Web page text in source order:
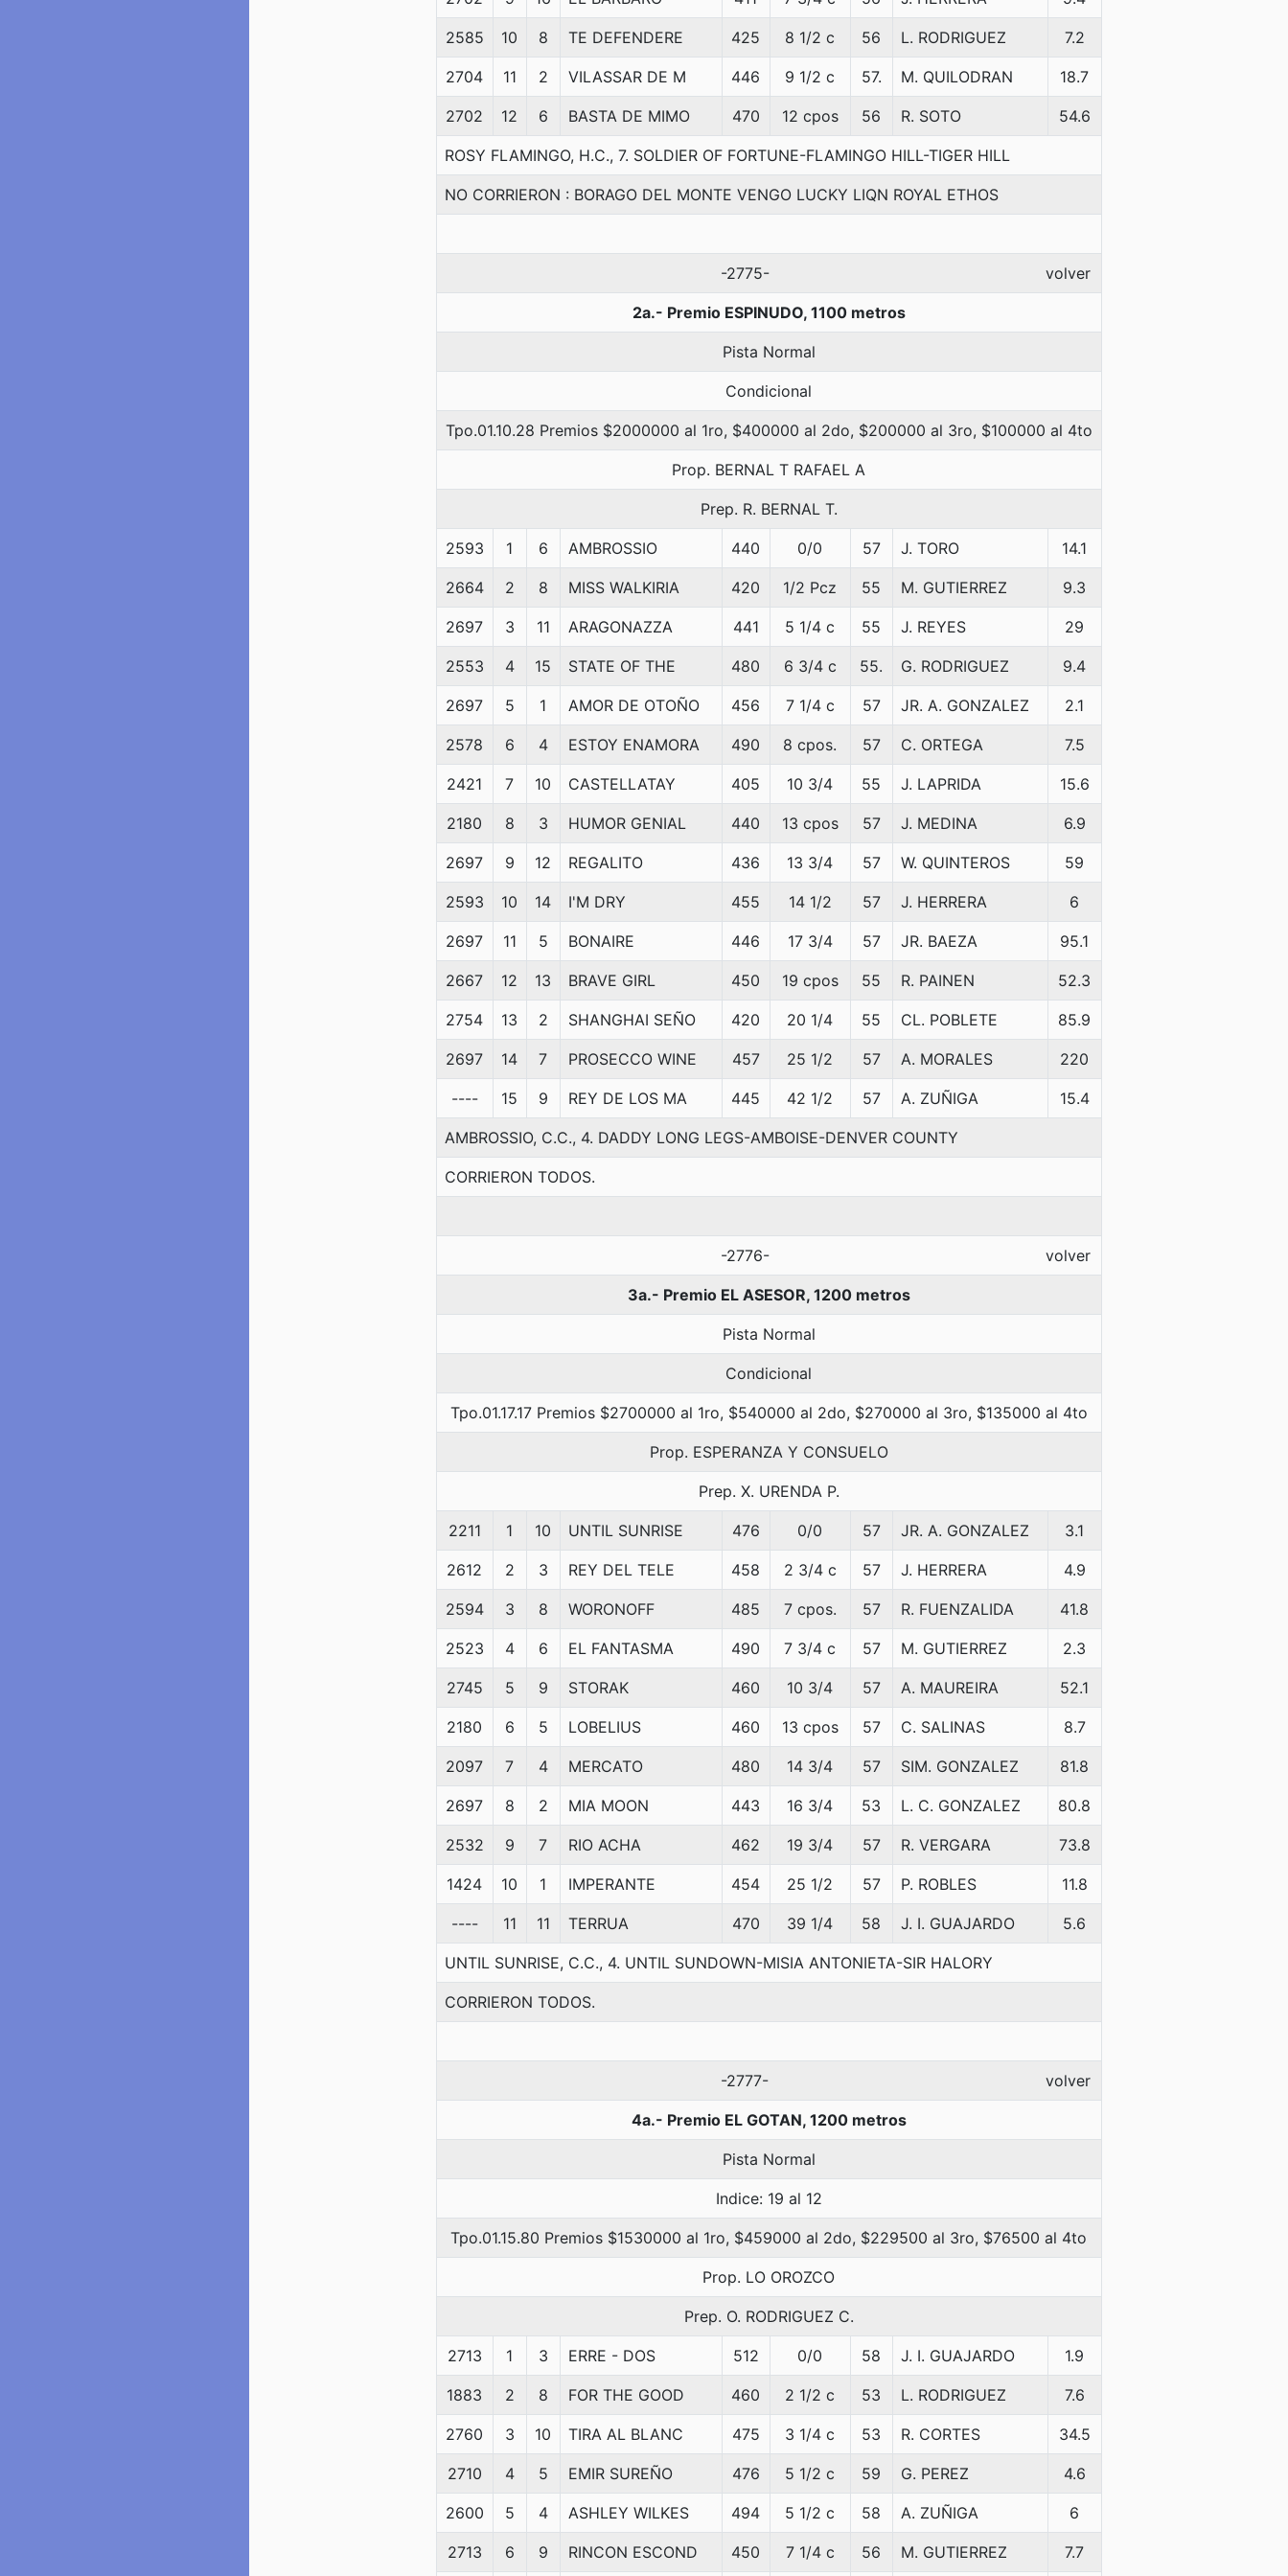
2585 10 8 TE DEFENDERE 425 8 1/2 c 56 L. RODRIGUEZ 7.2
2704 11 2 VILASSAR DE M 446 9 1/2 c 57. M. QUILODRAN 18.7
2702 12 6 BASTA DE MIMO 470 12 cpos 56 R. SOTO 54.6
ROSY FLAMINGO, H.C., 7. SOLDIER OF FORTUNE-FLAMINGO HILL-TIGER HILL
NO CORRIERON : BORAGO DEL MONTE VENGO LUCKY LIQN ROYAL ETHOS
-2775- volver
2a.- Premio ESPINUDO, 1100 metros
Pista Normal
Condicional
Tpo.01.10.28 Premios $2000000 al 1ro, $400000 al 2do, $200000 al 3ro, $100000 al 4to
Prop. BERNAL T RAFAEL A
Prep. R. BERNAL T.
2593 1 6 AMBROSSIO 440 0/0 57 J. TORO 14.1
2664 2 8 MISS WALKIRIA 420 1/2 Pcz 55 M. GUTIERREZ 9.3
2697 3 11 ARAGONAZZA 441 5 1/4 c 55 J. REYES 29
2553 4 15 STATE OF THE 480 6 3/4 c 55. G. RODRIGUEZ 9.4
2697 5 1 AMOR DE OTOÑO 456 7 1/4 c 57 JR. A. GONZALEZ 2.1
2578 6 4 ESTOY ENAMORA 490 8 cpos. 57 C. ORTEGA 7.5
2421 7 10 CASTELLATAY 405 10 3/4 55 J. LAPRIDA 15.6
2180 8 3 HUMOR GENIAL 440 13 cpos 57 J. MEDINA 6.9
2697 9 12 REGALITO 436 13 3/4 57 W. QUINTEROS 59
2593 10 14 I'M DRY 455 14 1/2 57 J. HERRERA 6
2697 11 5 BONAIRE 446 17 3/4 57 JR. BAEZA 95.1
2667 12 13 BRAVE GIRL 450 19 cpos 55 R. PAINEN 52.3
2754 13 2 SHANGHAI SEÑO 420 20 1/4 55 CL. POBLETE 85.9
2697 14 7 PROSECCO WINE 457 25 1/2 57 A. MORALES 220
---- 15 9 REY DE LOS MA 445 42 1/2 57 A. ZUÑIGA 15.4
AMBROSSIO, C.C., 4. DADDY LONG LEGS-AMBOISE-DENVER COUNTY
CORRIERON TODOS.
-2776- volver
3a.- Premio EL ASESOR, 1200 metros
Pista Normal
Condicional
Tpo.01.17.17 Premios $2700000 al 1ro, $540000 al 2do, $270000 al 3ro, $135000 al 4to
Prop. ESPERANZA Y CONSUELO
Prep. X. URENDA P.
2211 1 10 UNTIL SUNRISE 476 0/0 57 JR. A. GONZALEZ 3.1
2612 2 3 REY DEL TELE 458 2 3/4 c 57 J. HERRERA 4.9
2594 3 8 WORONOFF 485 7 cpos. 57 R. FUENZALIDA 41.8
2523 4 6 EL FANTASMA 490 7 3/4 c 57 M. GUTIERREZ 2.3
2745 5 9 STORAK 460 10 3/4 57 A. MAUREIRA 52.1
2180 6 5 LOBELIUS 460 13 cpos 57 C. SALINAS 8.7
2097 7 4 MERCATO 480 14 3/4 57 SIM. GONZALEZ 81.8
2697 8 2 MIA MOON 443 16 3/4 53 L. C. GONZALEZ 80.8
2532 9 7 RIO ACHA 462 19 3/4 57 R. VERGARA 73.8
1424 10 1 IMPERANTE 454 25 1/2 57 P. ROBLES 11.8
---- 11 11 TERRUA 470 39 1/4 58 J. I. GUAJARDO 5.6
UNTIL SUNRISE, C.C., 4. UNTIL SUNDOWN-MISIA ANTONIETA-SIR HALORY
CORRIERON TODOS.
-2777- volver
4a.- Premio EL GOTAN, 1200 metros
Pista Normal
Indice: 19 al 12
Tpo.01.15.80 Premios $1530000 al 1ro, $459000 al 2do, $229500 al 3ro, $76500 al 4to
Prop. LO OROZCO
Prep. O. RODRIGUEZ C.
2713 1 3 ERRE - DOS 512 0/0 58 J. I. GUAJARDO 1.9
1883 2 8 FOR THE GOOD 460 2 1/2 c 53 L. RODRIGUEZ 7.6
2760 3 10 TIRA AL BLANC 475 3 1/4 c 53 R. CORTES 34.5
2710 4 5 EMIR SUREÑO 476 5 1/2 c 59 G. PEREZ 4.6
2600 5 4 ASHLEY WILKES 494 5 1/2 c 58 A. ZUÑIGA 6
2713 6 9 RINCON ESCOND 450 7 1/4 c 56 M. GUTIERREZ 7.7